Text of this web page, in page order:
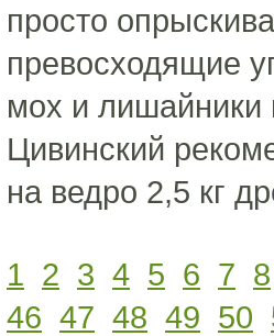
просто
превосходящие
мох и лишайники
Цивинский
на ведро 2,5 кг
1 2 3 4 5 6 7 8
46 47 48 49 50